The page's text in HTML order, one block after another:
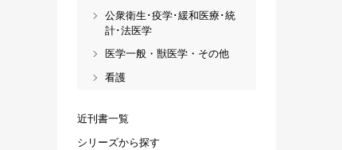
公衆衛生･疫学･緩和医療･統
計･法医学
医学一般・獣医学・その他
看護
近刊書一覧
シリーズから探す